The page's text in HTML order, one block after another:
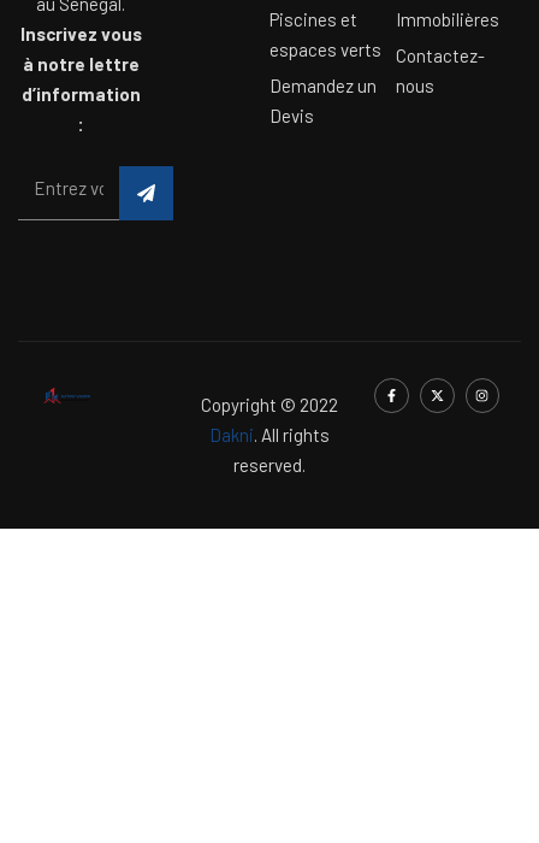
Inscrivez vous
à notre lettre
d’information
:
Piscines et
espaces verts
Demandez un
Devis
Immobilières
Contactez-
nous
Copyright © 2022
Dakni. All rights
reserved.